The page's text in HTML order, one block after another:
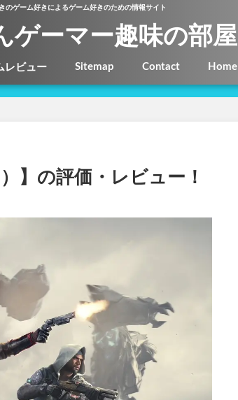
のゲーム好きによるゲーム好きのための情報サイト
ゲーマー趣味の部屋
レビュー Sitemap Contact Home
】の評価・レビュー！